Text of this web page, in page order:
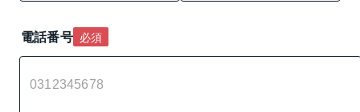
電話番号 必須